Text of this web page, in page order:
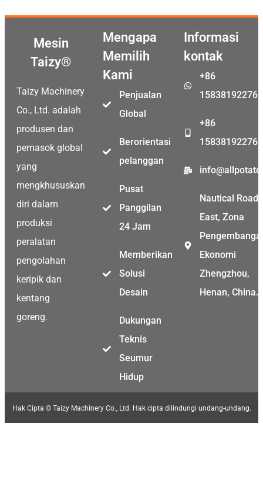
Mesin
Taizy®
Taizy Machinery
Co., Ltd. adalah
produsen dan
pemasok global
yang
mengkhususkan
diri dalam
produksi
peralatan
pengolahan
keripik dan
kentang
goreng.
Mengapa
Memilih
Kami
Penjualan
Global
Berorientasi
pelanggan
Pusat
Panggilan
24 Jam
Memberikan
Solusi
Desain
Dukungan
Teknis
Seumur
Hidup
Informasi
kontak
+86
15838192276
+86
15838192276
Nautical Road
East, Zona
Ekonomi
Zhengzhou,
Henan, China.
Hak Cipta © Taizy Machinery Co., Ltd. Hak cipta dilindungi undang-undang.